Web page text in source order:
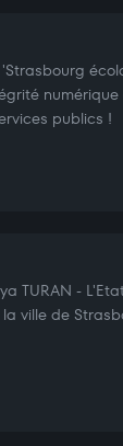
publics !
TURAN -
ville de